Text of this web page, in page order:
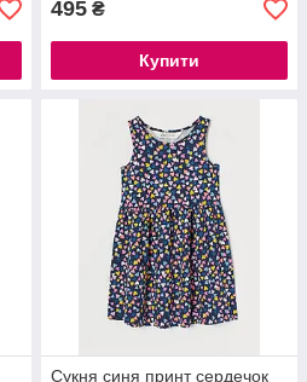
495 ₴
Купити
Сукня синя принт сердечок